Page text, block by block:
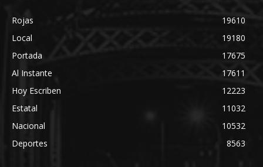
Rojas
19610
Local
19180
Portada
17675
Al Instante
17611
Hoy Escriben
12223
Estatal
11032
Nacional
10532
Deportes
8563